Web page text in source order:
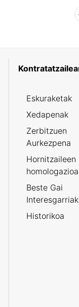
Eskuraketak
Xedapenak
Zerbitzuen
Aurkezpena
Hornitzaileen
homologazioa
Beste Gai
Interesgarriak
Historikoa